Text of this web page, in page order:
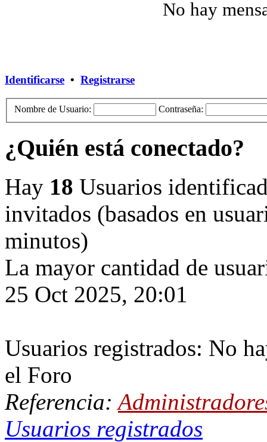
No hay
Identificarse • Registrarse
Nombre de Usuario: Contraseña:
¿Quién está conectado?
Hay 18 Usuarios
invitados (basados en
minutos)
La mayor cantidad de
25 Oct 2025, 20:01
Usuarios registrados: No
el Foro
Referencia:
Usuarios registrados